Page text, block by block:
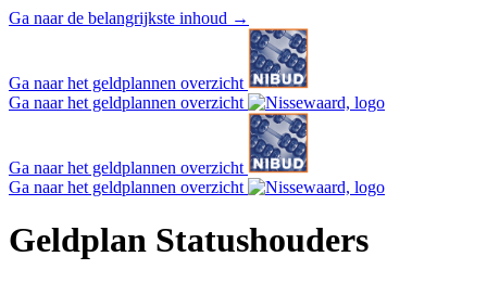
Ga naar de belangrijkste inhoud →
Ga naar het geldplannen overzicht
Ga naar het geldplannen overzicht
Ga naar het geldplannen overzicht
Ga naar het geldplannen overzicht
Geldplan Statushouders